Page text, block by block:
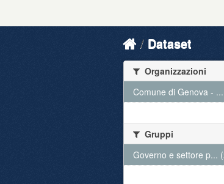
Dataset
Organizzazioni
Comune di Genova -
Gruppi
Governo e settore p...